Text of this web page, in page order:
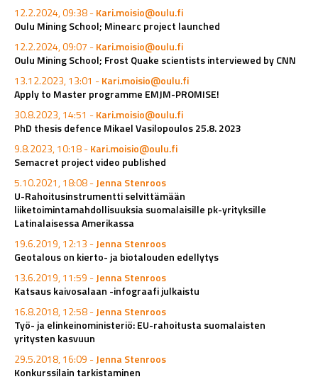
12.2.2024, 09:38 -Kari.moisio@oulu.fi
Oulu Mining School; Minearc project launched
12.2.2024, 09:07 -Kari.moisio@oulu.fi
Oulu Mining School; Frost Quake scientists interviewed by CNN
13.12.2023, 13:01 -Kari.moisio@oulu.fi
Apply to Master programme EMJM-PROMISE!
30.8.2023, 14:51 -Kari.moisio@oulu.fi
PhD thesis defence Mikael Vasilopoulos 25.8. 2023
9.8.2023, 10:18 -Kari.moisio@oulu.fi
Semacret project video published
5.10.2021, 18:08 -Jenna Stenroos
U-Rahoitusinstrumentti selvittämään
liiketoimintamahdollisuuksia suomalaisille pk-yrityksille
Latinalaisessa Amerikassa
19.6.2019, 12:13 -Jenna Stenroos
Geotalous on kierto- ja biotalouden edellytys
13.6.2019, 11:59 -Jenna Stenroos
Katsaus kaivosalaan -infograafi julkaistu
16.8.2018, 12:58 -Jenna Stenroos
Työ- ja elinkeinoministeriö: EU-rahoitusta suomalaisten
yritysten kasvuun
29.5.2018, 16:09 -Jenna Stenroos
Konkurssilain tarkistaminen